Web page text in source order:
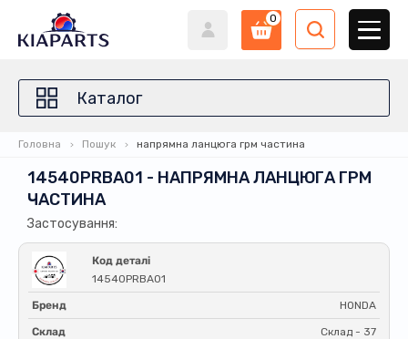
0
Каталог
Головна Пошук напрямна ланцюга грм частина
14540PRBA01 - НАПРЯМНА ЛАНЦЮГА ГРМ
ЧАСТИНА
Застосування:
Код деталі
14540PRBA01
Бренд HONDA
Склад Склад - 37